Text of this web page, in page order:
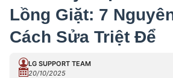
Lồng Giặt: 7
Cách Sửa Triệt Để
LG SUPPORT TEAM
20/10/2025